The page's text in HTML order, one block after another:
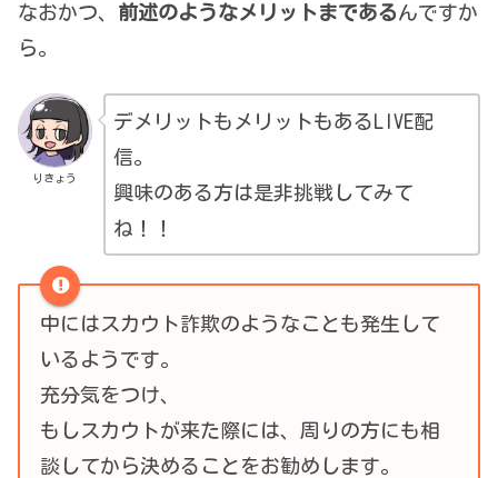
なおかつ、 前述のようなメリットまである んですか
ら。
りきょう
デメリットもメリットもあるLIVE配
信。
興味のある方は是非挑戦してみて
ね！！
中にはスカウト詐欺のようなことも発生して
いるようです。
充分気をつけ、
もしスカウトが来た際には、周りの方にも相
談してから決めることをお勧めします。